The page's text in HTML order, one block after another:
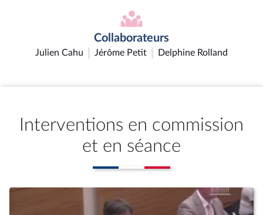
Collaborateurs
Julien Cahu Jérôme Petit Delphine Rolland
Interventions en commission
et en séance